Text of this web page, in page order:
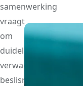
samenwerking
vraagt
om
duidelijke
verwachtingen,
beslisrechten